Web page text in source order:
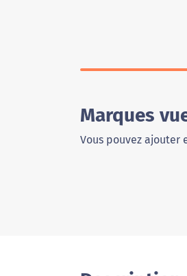
Marques
Vous pouvez ajouter